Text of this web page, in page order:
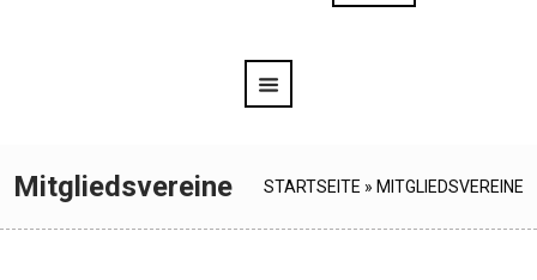
Mitgliedsvereine STARTSEITE » MITGLIEDSVEREINE